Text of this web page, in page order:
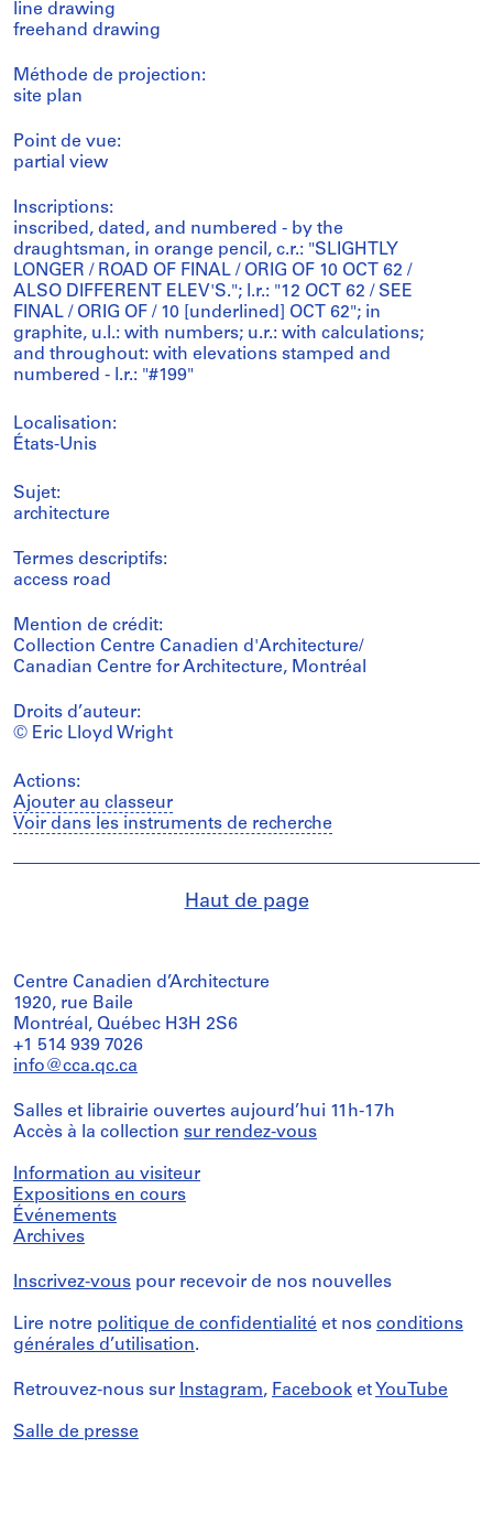
line drawing
freehand drawing
Méthode de projection:
site plan
Point de vue:
partial view
Inscriptions:
inscribed, dated, and numbered - by the
draughtsman, in orange pencil, c.r.: "SLIGHTLY
LONGER / ROAD OF FINAL / ORIG OF 10 OCT 62 /
ALSO DIFFERENT ELEV'S."; l.r.: "12 OCT 62 / SEE
FINAL / ORIG OF / 10 [underlined] OCT 62"; in
graphite, u.l.: with numbers; u.r.: with calculations;
and throughout: with elevations stamped and
numbered - l.r.: "#199"
Localisation:
États-Unis
Sujet:
architecture
Termes descriptifs:
access road
Mention de crédit:
Collection Centre Canadien d'Architecture/
Canadian Centre for Architecture, Montréal
Droits d’auteur:
© Eric Lloyd Wright
Actions:
Ajouter au classeur
Voir dans les instruments de recherche
Haut de page
Centre Canadien d’Architecture
1920, rue Baile
Montréal, Québec H3H 2S6
+1 514 939 7026
info@cca.qc.ca
Salles et librairie ouvertes aujourd’hui 11h-17h
Accès à la collection sur rendez-vous
Information au visiteur
Expositions en cours
Événements
Archives
Inscrivez-vous pour recevoir de nos nouvelles
Lire notre politique de confidentialité et nos conditions
générales d’utilisation.
Retrouvez-nous sur Instagram, Facebook et YouTube
Salle de presse